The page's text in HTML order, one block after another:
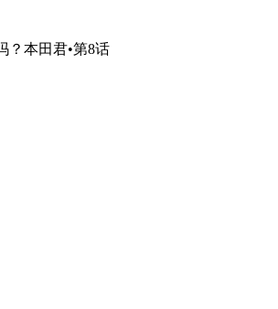
？本田君•第8话